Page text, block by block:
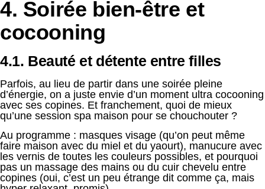
4. Soirée bien-être et
cocooning
4.1. Beauté et détente entre filles
Parfois, au lieu de partir dans une soirée pleine
d’énergie, on a juste envie d’un moment ultra cocooning
avec ses copines. Et franchement, quoi de mieux
qu’une session spa maison pour se chouchouter ?
Au programme : masques visage (qu’on peut même
faire maison avec du miel et du yaourt), manucure avec
les vernis de toutes les couleurs possibles, et pourquoi
pas un massage des mains ou du cuir chevelu entre
copines (oui, c’est un peu étrange dit comme ça, mais